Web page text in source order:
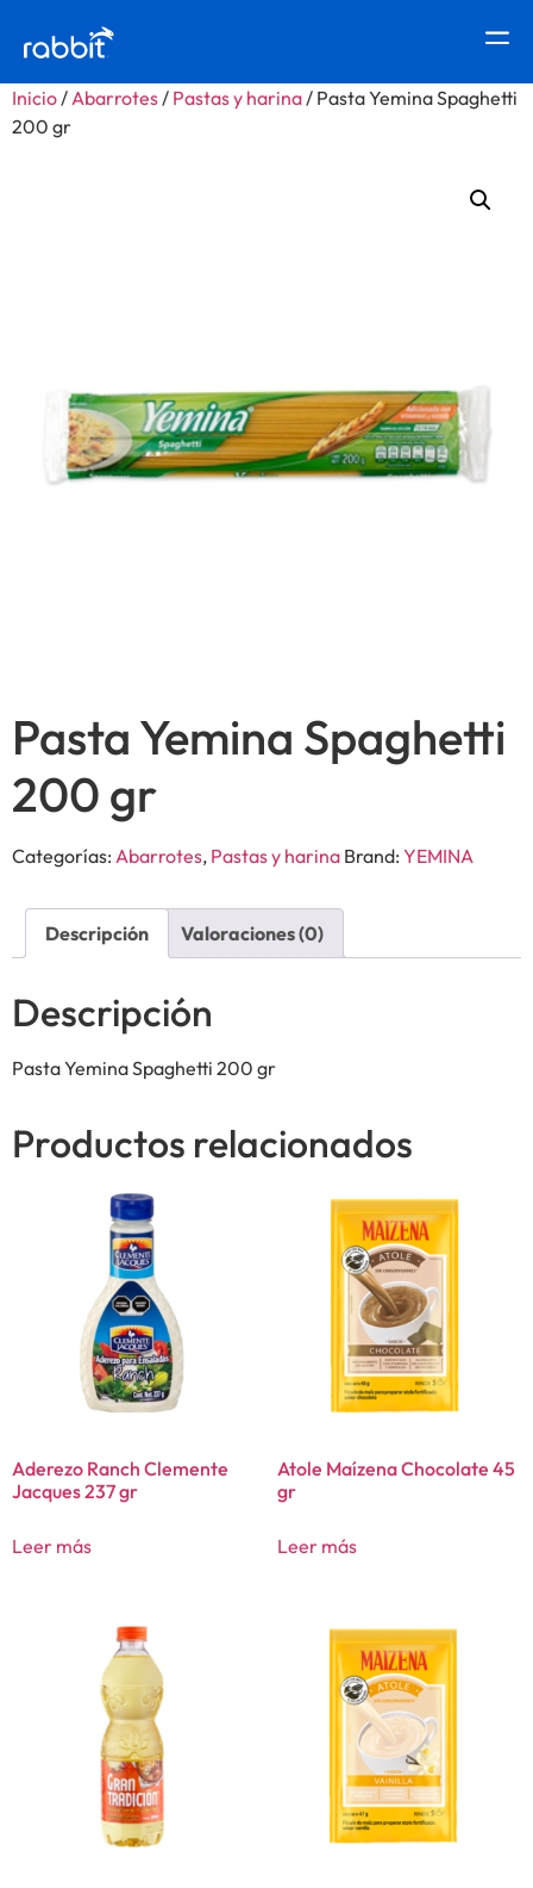
Inicio/Abarrotes/ Pastas y harina/ Pasta Yemina Spaghetti
200 gr
Pasta Yemina Spaghetti
200 gr
Categorías: Abarrotes, Pastas y harina Brand: YEMINA
Descripción Valoraciones (0)
Descripción
Pasta Yemina Spaghetti 200 gr
Productos relacionados
Aderezo Ranch Clemente
Jacques 237 gr
Leer más
Atole Maízena Chocolate 45
gr
Leer más